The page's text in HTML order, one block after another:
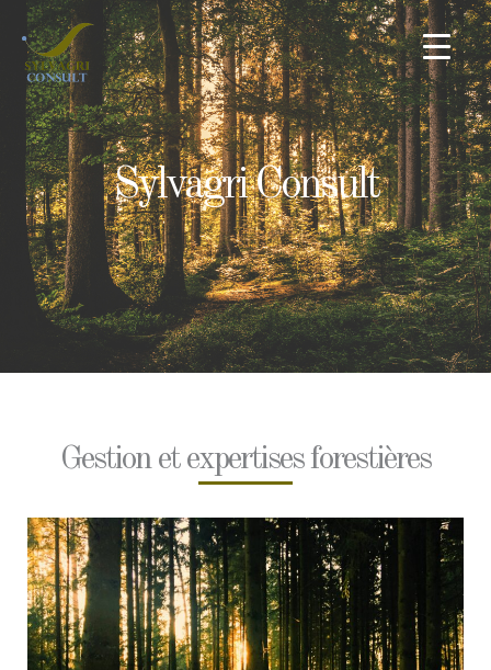
Aller
contenu
Sylvagri Consult
Gestion et expertises forestières